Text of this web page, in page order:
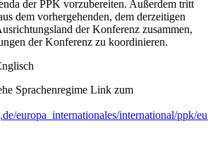
der PPK vorzubereiten. Außerdem tritt
dem vorhergehenden, dem derzeitigen
der Konferenz zusammen,
der Konferenz zu koordinieren.
Sprachenregime Link zum
europa_internationales/international/ppk/